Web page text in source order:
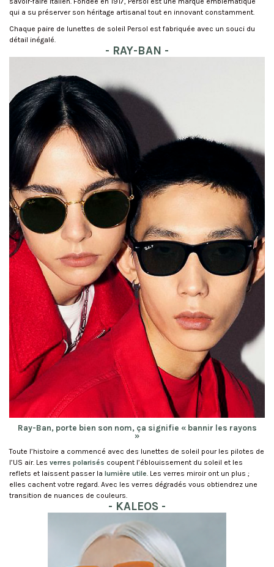
qui a su préserver son héritage artisanal tout en innovant constamment.
Chaque paire de lunettes de soleil Persol est fabriquée avec un souci du
détail inégalé.
- RAY-BAN -
Ray-Ban, porte bien son nom, ça signifie « bannir les rayons
»
Toute l’histoire a commencé avec des lunettes de soleil pour les pilotes de
l’US air. Les verres polarisés coupent l’éblouissement du soleil et les
reflets et laissent passer la lumière utile. Les verres miroir ont un plus ;
elles cachent votre regard. Avec les verres dégradés vous obtiendrez une
transition de nuances de couleurs.
- KALEOS -